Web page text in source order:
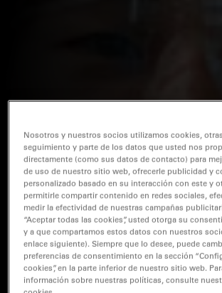
Nosotros y nuestros socios utilizamos cookies,
seguimiento y parte de los datos que usted nos
directamente (como sus datos de contacto) para
de uso de nuestro sitio web, ofrecerle publicidad y
personalizado basado en su interacción con este y
permitirle compartir contenido en redes sociales,
medir la efectividad de nuestras campañas
“Aceptar todas las cookies”, usted otorga su
y a que compartamos estos datos con nuestros
enlace siguiente). Siempre que lo desee, puede
preferencias de consentimiento en la sección
cookies”, en la parte inferior de nuestro sitio web.
información sobre nuestras políticas, consulte